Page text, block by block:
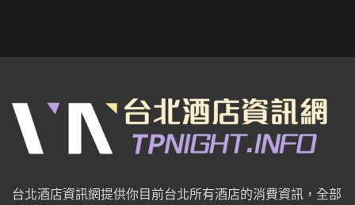
台北酒店資訊網提供你目前台北所有酒店的消費資訊，全部